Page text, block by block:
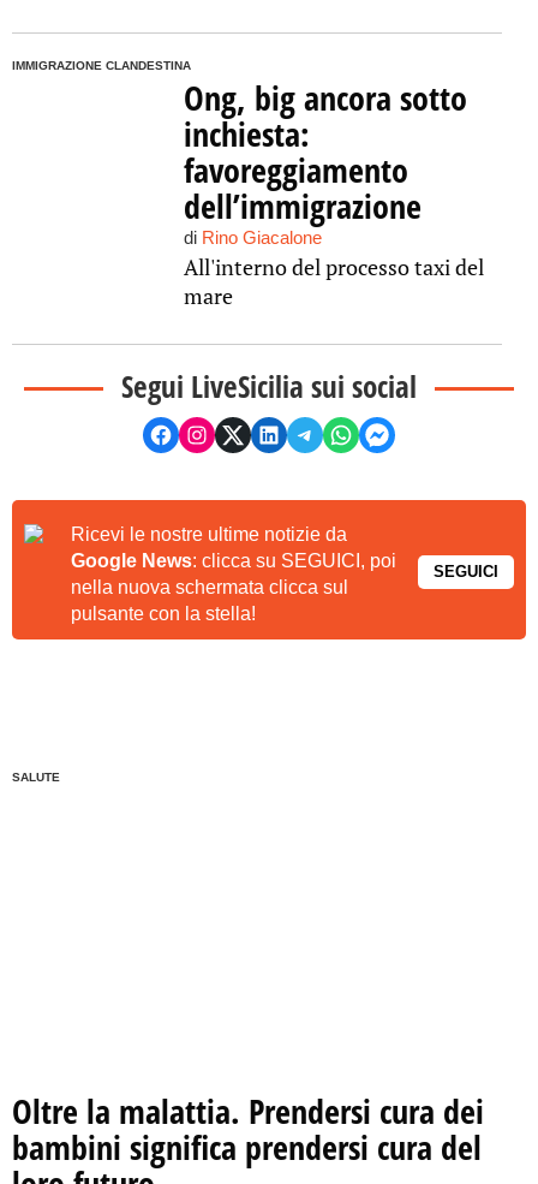
IMMIGRAZIONE CLANDESTINA
Ong, big ancora sotto
inchiesta:
favoreggiamento
dell’immigrazione
di Rino Giacalone
All'interno del processo taxi del
mare
Segui LiveSicilia sui social
Ricevi le nostre ultime notizie da
Google News: clicca su SEGUICI, poi
nella nuova schermata clicca sul
pulsante con la stella!
SEGUICI
SALUTE
Oltre la malattia. Prendersi cura dei
bambini significa prendersi cura del